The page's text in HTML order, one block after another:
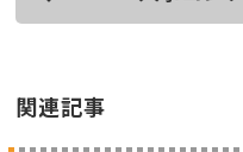
関連記事